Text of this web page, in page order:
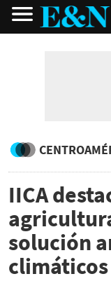
IICA
solución
climáticos